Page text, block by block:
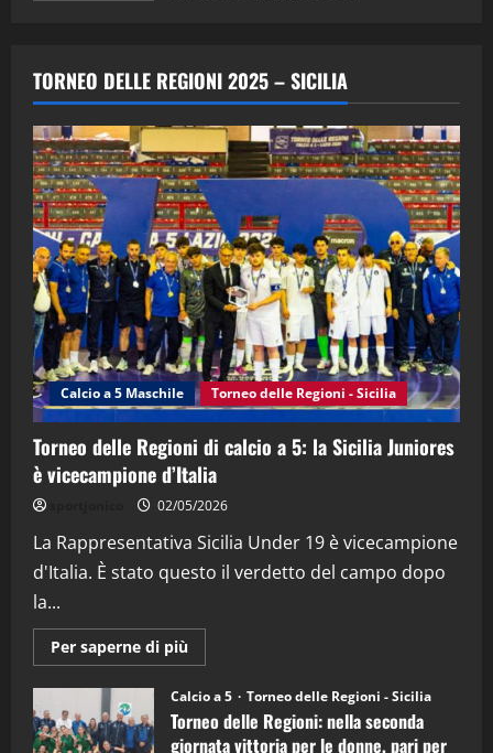
2
“SportEmpire” in Podcast: 29^ Puntata
(Martedi 28 Aprile 2026)
3
"SportEmpire" in Podcast
“SportEmpire” in Podcast: 28^ Puntata
(Martedi 21 Aprile 2026)
21/04/2026
4
"SportEmpire" in Podcast Sport News
“SportEmpire” in Podcast: 27^ Puntata
(Martedi 14 Aprile 2026)
15/04/2026
"SportEmpire" in Podcast
“SportEmpire” in Podcast: 26^ Puntata
08/04/2026
TORNEO DELLE REGIONI 2025 – SICILIA
Calcio a 5 Maschile Torneo delle Regioni - Sicilia
Torneo delle Regioni di calcio a 5: la Sicilia Juniores
è vicecampione d’Italia
02/05/2026
La Rappresentativa Sicilia Under 19 è vicecampione
d'Italia. È stato questo il verdetto del campo dopo
la...
Per saperne di più
informazioni
Torneo
delle
Regioni
di
Calcio a 5 Torneo delle Regioni - Sicilia
Torneo delle Regioni: nella seconda
giornata vittoria per le donne, pari per